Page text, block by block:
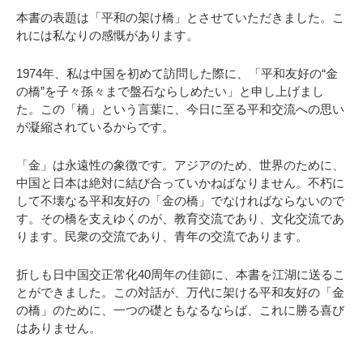
本書の表題は「平和の架け橋」とさせていただきました。こ
れには私なりの感慨があります。
1974年、私は中国を初めて訪問した際に、「平和友好の“金
の橋”を子々孫々まで盤石ならしめたい」と申し上げまし
た。この「橋」という言葉に、今日に至る平和交流への思い
が凝縮されているからです。
「金」は永遠性の象徴です。アジアのため、世界のために、
中国と日本は絶対に結び合っていかねばなりません。不朽に
して不壊なる平和友好の「金の橋」でなければならないので
す。その橋を支えゆくのが、教育交流であり、文化交流であ
ります。民衆の交流であり、青年の交流であります。
折しも日中国交正常化40周年の佳節に、本書を江湖に送るこ
とができました。この対話が、万代に架ける平和友好の「金
の橋」のために、一つの礎ともなるならば、これに勝る喜び
はありません。